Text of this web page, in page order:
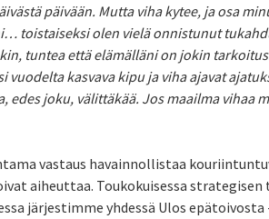
päivään. Mutta viha kytee, ja osa
toistaiseksi olen vielä onnistunut
tuntea että elämälläni on jokin
vuodelta kasvava kipu ja viha ajavat
edes joku, välittäkää. Jos maailma vihaa
vastaus havainnollistaa
aiheuttaa. Toukokuisessa
järjestimme yhdessä Ulos